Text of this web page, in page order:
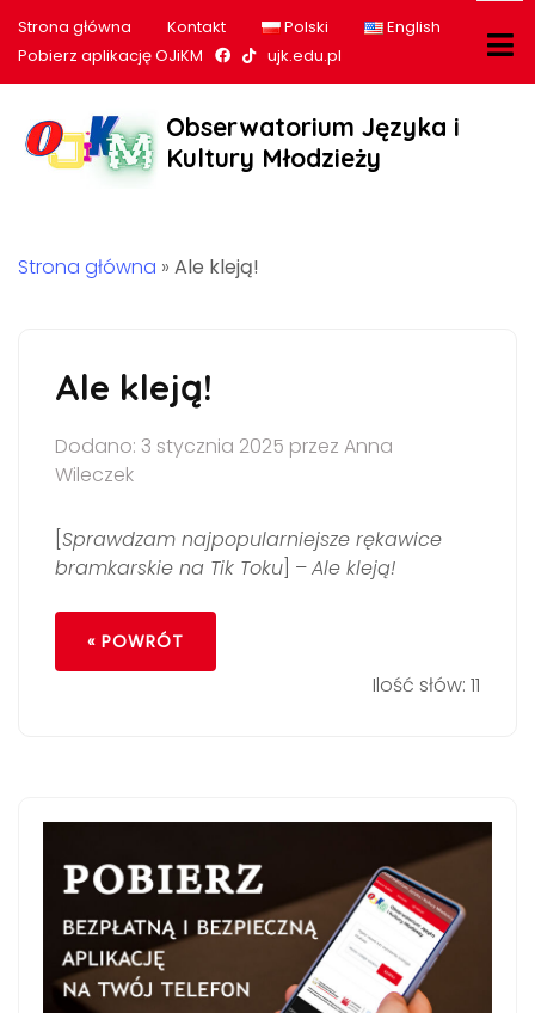
Strona główna Kontakt Polski
English
Pobierz aplikację OJiKM
Nasz profil na Facebook
Nasz profil na tiktok
ujk.edu.pl
Obserwatorium Języka i
Kultury Młodzieży
Strona główna » Ale kleją!
Ale kleją!
Dodano: 3 stycznia 2025 przez Anna
Wileczek
Sprawdzam najpopularniejsze rękawice
bramkarskie na Tik Toku ] –Ale kleją!
« POWRÓT
Ilość słów: 11